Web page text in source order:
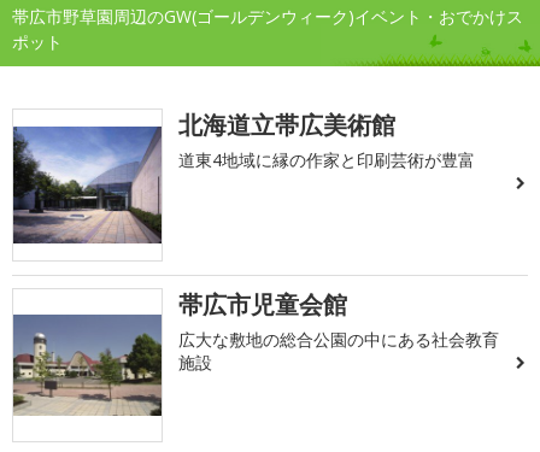
帯広市野草園周辺のGW(ゴールデンウィーク)イベント・おでかけス
ポット
北海道立帯広美術館
道東4地域に縁の作家と印刷芸術が豊富
帯広市児童会館
広大な敷地の総合公園の中にある社会教育
施設